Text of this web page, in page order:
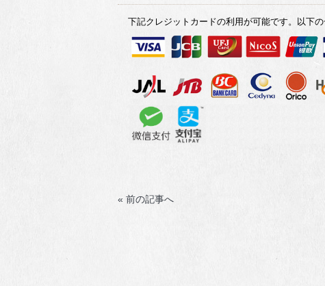
下記クレジットカードの利用が可能です。以下の
« 前の記事へ